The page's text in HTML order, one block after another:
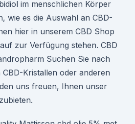
im menschlichen Körper
wie es die Auswahl an CBD-
hier in unserem CBD Shop
zur Verfügung stehen. CBD
Suchen Sie nach
Kristallen oder anderen
uns freuen, Ihnen unser